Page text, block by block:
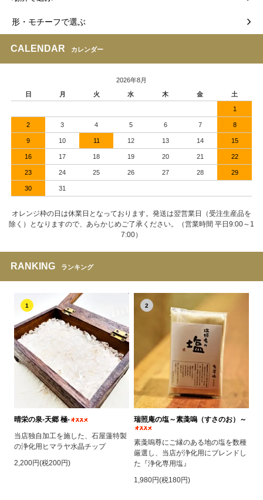
形・モチーフで選ぶ
CALENDAR カレンダー
2026年8月
日
月 火 水 木 金 土
1
2 3 4 5 6 7 8
9 10 11 12 13 14 15
16 17 18 19 20 21 22
23 24 25 26 27 28 29
30 31
オレンジ枠の日は休業日となっております。発送は翌営業日（受注生産品を
除く）となりますので、あらかじめご了承ください。（営業時間 平日9:00～1
7:00）
RANKING ランキング
1
晴栄の泉‐天郷 極‐
当店独自加工を施した、石屋蓮特製
の浄化用ヒマラヤ水晶チップ
2,200円(税200円)
2
瑞照庵の塩～素戔嗚（すさのお）～
素戔嗚尊にご縁のある地の塩を数種
厳選し、当店が浄化用にブレンドし
た『浄化専用塩』
1,980円(税180円)